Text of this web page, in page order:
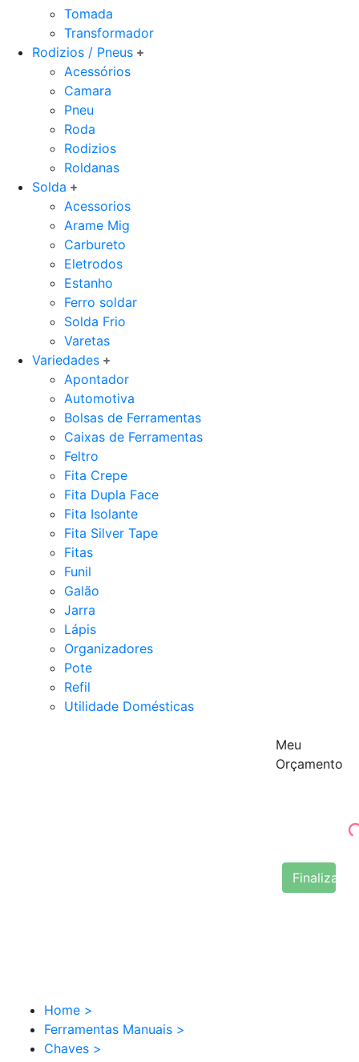
Tomada
Transformador
Rodizios / Pneus
Acessórios
Camara
Pneu
Roda
Rodizios
Roldanas
Solda
Acessorios
Arame Mig
Carbureto
Eletrodos
Estanho
Ferro soldar
Solda Frio
Varetas
Variedades
Apontador
Automotiva
Bolsas de Ferramentas
Caixas de Ferramentas
Feltro
Fita Crepe
Fita Dupla Face
Fita Isolante
Fita Silver Tape
Fitas
Funil
Galão
Jarra
Lápis
Organizadores
Pote
Refil
Utilidade Domésticas
Meu
Orçamento
Finalizar
Home >
Ferramentas Manuais >
Chaves >